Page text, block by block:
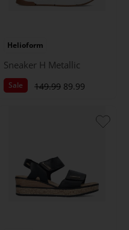
Helioform
Sneaker H Metallic
Sale 149.99 89.99